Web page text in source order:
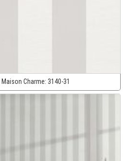
Maison Charme: 3140-31